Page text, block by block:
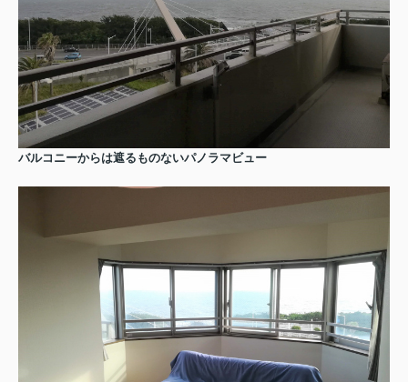
バルコニーからは遮るものないパノラマビュー